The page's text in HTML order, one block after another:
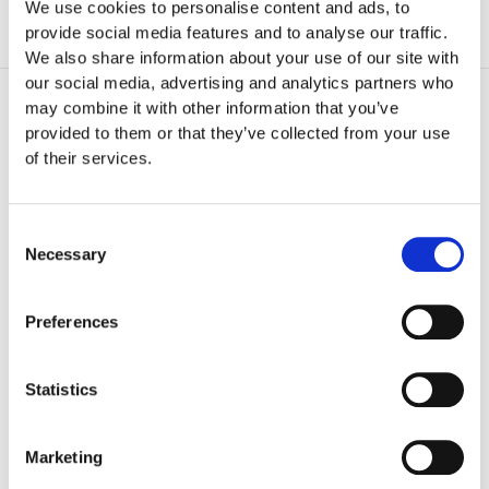
We use cookies to personalise content and ads, to
provide social media features and to analyse our traffic.
We also share information about your use of our site with
our social media, advertising and analytics partners who
may combine it with other information that you’ve
provided to them or that they’ve collected from your use
of their services.
Selection
Necessary
Preferences
Statistics
Marketing
Program
Prokofiev
Subscribe